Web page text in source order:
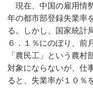
現在、中国の雇用情
年の都市部登録失業率
る。しかし、国家統計
６．１％にのぼり、前
「農民工」という農
対象にならないが、仕
ると、失業率が１０％